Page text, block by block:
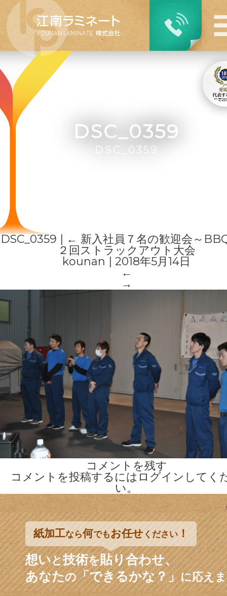
DSC_0359
DSC_0359 ← 新入社員７名の歓迎会～
２回ストラックアウト大会
kounan
|2018年5月14日
←
→
コメントを残す
コメントを投稿するには ログイン してく
い。
紙加工なら何でもお任せください！
想いと技術を貼り合わせ、
あなたの「できるかな？」に応え